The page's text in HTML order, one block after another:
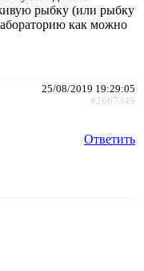
рыбку (или рыбку
как можно
25/08/2019 19:29:05
#2667349
Ответить